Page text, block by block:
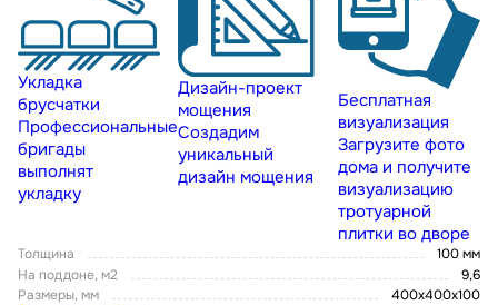
Укладка
брусчатки
Профессиональные
бригады
выполнят
укладку
Дизайн-проект
мощения
Создадим
уникальный
дизайн мощения
Бесплатная
визуализация
Загрузите фото
дома и получите
визуализацию
тротуарной
плитки во дворе
Толщина
100 мм
На поддоне, м2
9,6
Размеры, мм
400x400x100